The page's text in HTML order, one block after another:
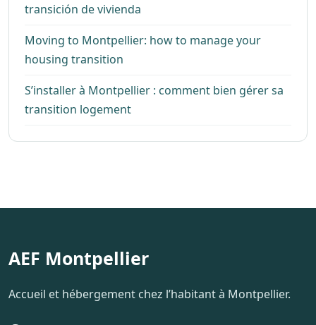
transición de vivienda
Moving to Montpellier: how to manage your
housing transition
S’installer à Montpellier : comment bien gérer sa
transition logement
AEF Montpellier
Accueil et hébergement chez l’habitant à Montpellier.